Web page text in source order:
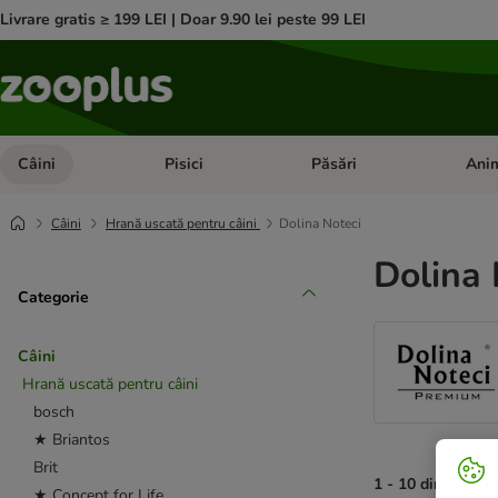
Livrare gratis ≥ 199 LEI | Doar 9.90 lei peste 99 LEI
Câini Deschideți meniul cu categorii: Câini
Pisici Deschideți meniul cu
Păsări
Câini Hrană uscată pentru câini Dolina Noteci
Categorie
Câini
Hrană uscată pentru câini
bosch
★ Briantos
Brit
Dolina
1 - 10 din 10